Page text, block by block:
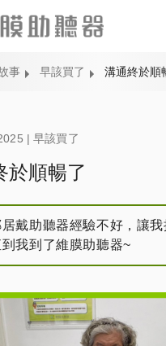
至
內
事 早該買了 溝通終於順
|早該買了
於順暢了
居戴助聽器經驗不好，讓
我到了維膜助聽器~